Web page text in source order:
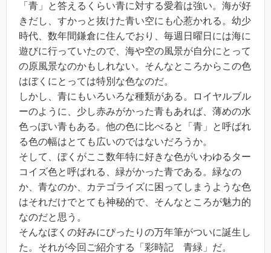
「青」と答えるくらい青に対する愛着は強い。海が好
きだし、すかっと抜けた青い空にも心惹かれる。幼少
時代、数年間鎌倉に住んでおり、毎週日曜日には海に
遊びに行っていたので、海や空の風景が自分にとって
の原風景なのかもしれない。そんなところからこの色
はぼくにとっては特別な色なのだ。
しかし、青にもいろいろな種類がある。ロイヤルブル
ーのように、少し赤みがかった青もあれば、薄めの水
色っぽい青もある。他の色に比べると「青」と呼ばれ
る色の幅はとても広いのではないだろうか。
そして、ぼくがここ数年特に好きな色がいわゆるター
コイズ色と呼ばれる、緑がかった青である。緑なの
か、青なのか、カテゴライズに困ってしまうような色
はそれだけでとても神秘的で、そんなところが魅力的
なのだと思う。
そんなぼくの好みにぴったりの万年筆がついに誕生し
た。それが今回ご紹介する「彩時記 青緑」だ。